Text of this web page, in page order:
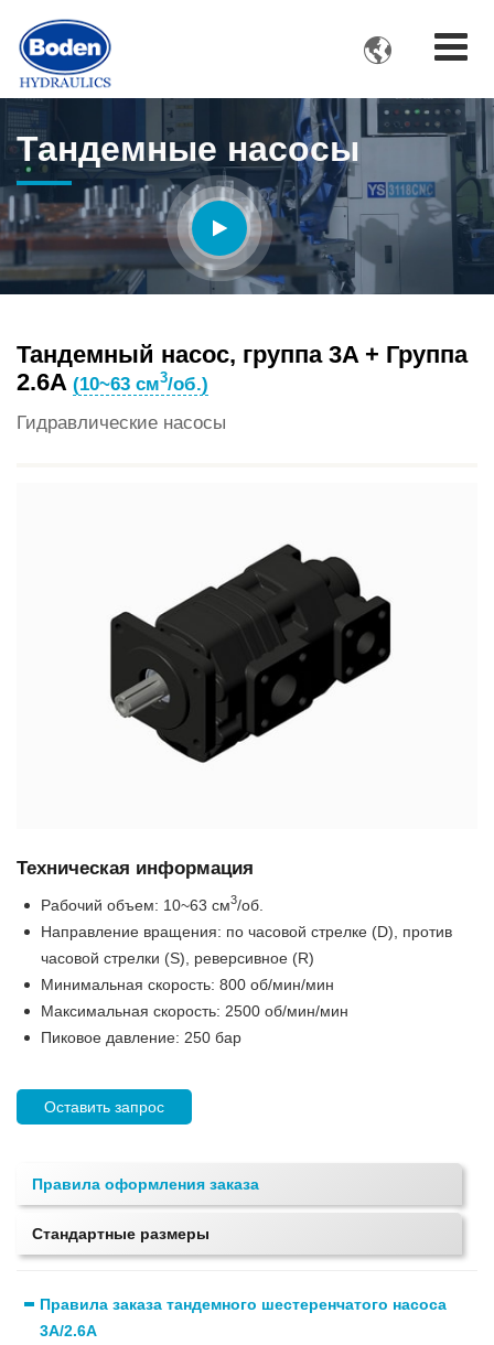

Тандемные насосы
Тандемный насос, группа 3A + Группа
2.6A (10~63 см3/об.)
Гидравлические насосы
Техническая информация
Рабочий объем: 10~63 см3/об.
Направление вращения: по часовой стрелке (D), против
часовой стрелки (S), реверсивное (R)
Минимальная скорость: 800 об/мин/мин
Максимальная скорость: 2500 об/мин/мин
Пиковое давление: 250 бар
Оставить запрос
Правила оформления заказа
Стандартные размеры
Правила заказа тандемного шестеренчатого насоса
3A/2.6A